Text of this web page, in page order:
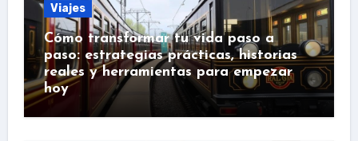
Viajes
Cómo transformar tu vida paso a
paso: estrategias prácticas, historias
reales y herramientas para empezar
hoy